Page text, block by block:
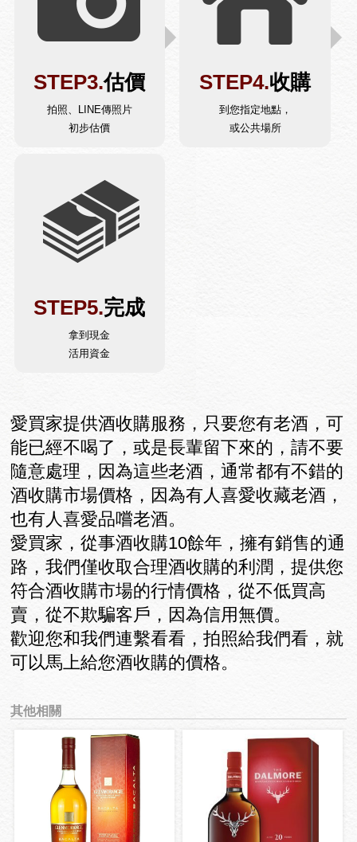
STEP3.估價
拍照、LINE傳照片
初步估價
STEP4.收購
到您指定地點，
或公共場所
STEP5.完成
拿到現金
活用資金
愛買家提供酒收購服務，只要您有老酒，可
能已經不喝了，或是長輩留下來的，請不要
隨意處理，因為這些老酒，通常都有不錯的
酒收購市場價格，因為有人喜愛收藏老酒，
也有人喜愛品嚐老酒。
愛買家，從事酒收購10餘年，擁有銷售的通
路，我們僅收取合理酒收購的利潤，提供您
符合酒收購市場的行情價格，從不低買高
賣，從不欺騙客戶，因為信用無價。
歡迎您和我們連繫看看，拍照給我們看，就
可以馬上給您酒收購的價格。
其他相關